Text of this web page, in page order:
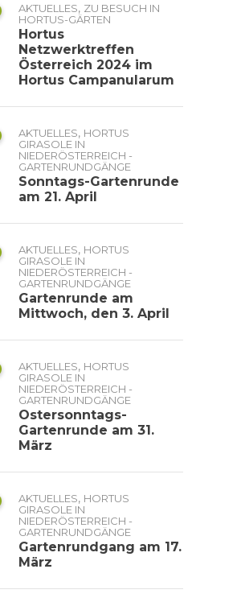
AKTUELLES, ZU BESUCH IN
HORTUS-GÄRTEN
Hortus
Netzwerktreffen
Österreich 2024 im
Hortus Campanularum
AKTUELLES, HORTUS
GIRASOLE IN
NIEDERÖSTERREICH -
GARTENRUNDGÄNGE
Sonntags-Gartenrunde
am 21. April
AKTUELLES, HORTUS
GIRASOLE IN
NIEDERÖSTERREICH -
GARTENRUNDGÄNGE
Gartenrunde am
Mittwoch, den 3. April
AKTUELLES, HORTUS
GIRASOLE IN
NIEDERÖSTERREICH -
GARTENRUNDGÄNGE
Ostersonntags-
Gartenrunde am 31.
März
AKTUELLES, HORTUS
GIRASOLE IN
NIEDERÖSTERREICH -
GARTENRUNDGÄNGE
Gartenrundgang am 17.
März